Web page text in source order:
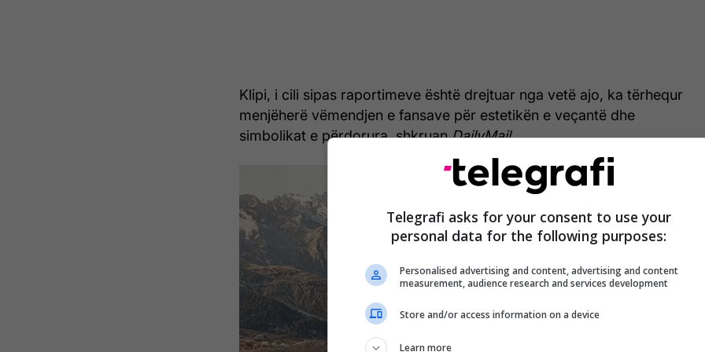
Klipi, i cili sipas raportimeve është drejtuar nga vetë ajo, ka tërhequr
menjëherë vëmendjen e fansave për estetikën e veçantë dhe
simbolikat e përdorura, shkruanDailyMail.
Telegrafi asks for your consent to use your
personal data for the following purposes:
Personalised advertising and content, advertising and content
measurement, audience research and services development
Store and/or access information on a device
Learn more